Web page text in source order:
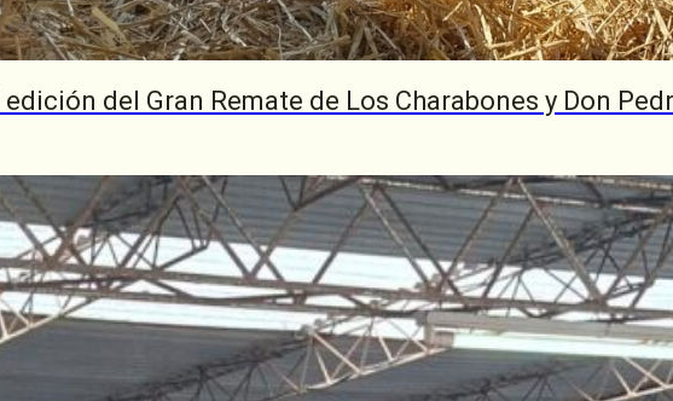
del Gran Remate de Los Charabones y Don